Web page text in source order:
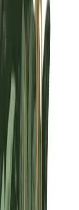
Hybrid Strains